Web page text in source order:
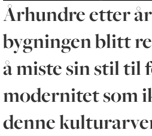
Århundre etter
bygningen blitt
å miste sin stil til
modernitet som
denne